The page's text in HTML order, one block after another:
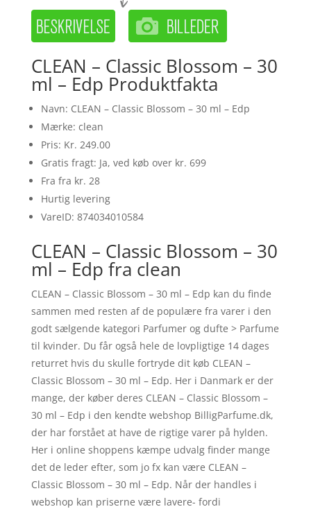
CLEAN – Classic Blossom – 30
ml – Edp Produktfakta
Navn: CLEAN – Classic Blossom – 30 ml – Edp
Mærke: clean
Pris: Kr. 249.00
Gratis fragt: Ja, ved køb over kr. 699
Fra fra kr. 28
Hurtig levering
VareID: 874034010584
CLEAN – Classic Blossom – 30
ml – Edp fra clean
CLEAN – Classic Blossom – 30 ml – Edp kan du finde
sammen med resten af de populære fra varer i den
godt sælgende kategori Parfumer og dufte > Parfume
til kvinder. Du får også hele de lovpligtige 14 dages
returret hvis du skulle fortryde dit køb CLEAN –
Classic Blossom – 30 ml – Edp. Her i Danmark er der
mange, der køber deres CLEAN – Classic Blossom –
30 ml – Edp i den kendte webshop BilligParfume.dk,
der har forstået at have de rigtige varer på hylden.
Her i online shoppens kæmpe udvalg finder mange
det de leder efter, som jo fx kan være CLEAN –
Classic Blossom – 30 ml – Edp. Når der handles i
webshop kan priserne være lavere- fordi